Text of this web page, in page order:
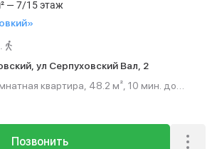
— 7/15 этаж
ул Серпуховский Вал, 2
квартира, 48.2 м², 10 мин. до
Позвонить